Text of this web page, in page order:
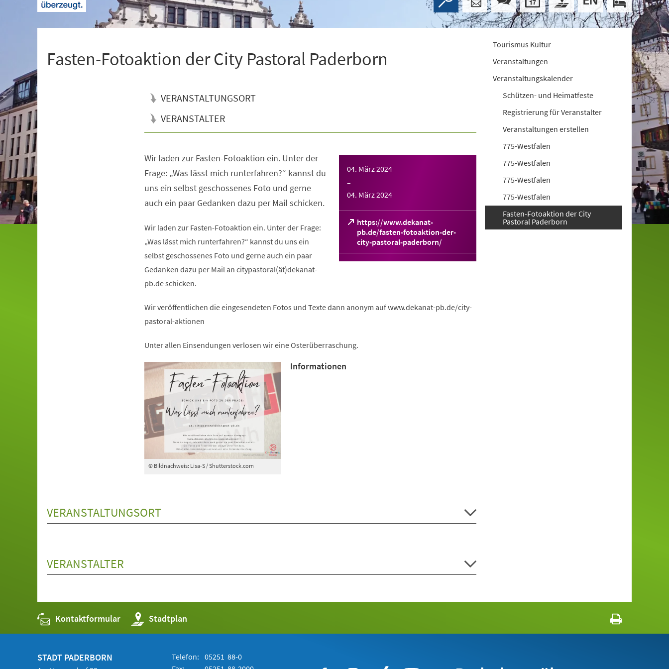
Fasten-Fotoaktion der City Pastoral Paderborn
VERANSTALTUNGSORT
VERANSTALTER
04. März 2024
–
04. März 2024
https://www.dekanat-
pb.de/fasten-fotoaktion-der-
city-pastoral-paderborn/
(Öffnet
in
einem
Wir laden zur Fasten-Fotoaktion ein. Unter der
Frage: „Was lässt mich runterfahren?“ kannst du
uns ein selbst geschossenes Foto und gerne
auch ein paar Gedanken dazu per Mail schicken.
Wir laden zur Fasten-Fotoaktion ein. Unter der Frage:
„Was lässt mich runterfahren?“ kannst du uns ein
selbst geschossenes Foto und gerne auch ein paar
Gedanken dazu per Mail an citypastoral(ät)dekanat-
pb.de schicken.
Wir veröffentlichen die eingesendeten Fotos und Texte dann anonym auf www.dekanat-pb.de/city-
pastoral-aktionen
Unter allen Einsendungen verlosen wir eine Osterüberraschung.
© Bildnachweis: Lisa-S / Shutterstock.com
Informationen
VERANSTALTUNGSORT
VERANSTALTER
Tourismus Kultur
Veranstaltungen
Veranstaltungskalender
Schützen- und Heimatfeste
Registrierung für Veranstalter
Veranstaltungen erstellen
775-Westfalen
775-Westfalen
775-Westfalen
775-Westfalen
Fasten-Fotoaktion der City
Pastoral Paderborn
Kontaktformular Stadtplan
(Öffnet
in
einem
STADT PADERBORN Telefon: 05251 88-0